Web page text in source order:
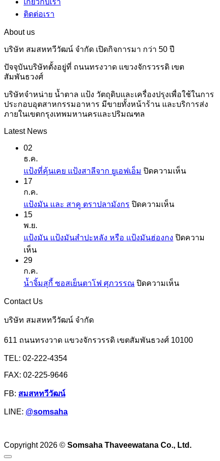
ติดต่อเรา
About us
บริษัท สมสหทวีวัฒน์ จำกัด เปิดกิจการมา กว่า 50 ปี
ปัจจุบันบริษัทตั้งอยู่ที่ ถนนทรงวาด แขวงจักรวรรดิ เขต
สัมพันธวงศ์
บริษัทจำหน่าย น้ำตาล แป้ง วัตถุดิบและเครื่องปรุงเพื่อใช้ในการ
ประกอบอุตสาหกรรมอาหาร มีขายทั้งหน้าร้าน และบริการส่ง
ภายในเขตกรุงเทพมหานครและปริมณฑล
Latest News
02
ธ.ค.
แป้งที่คุ้นเคย แป้งสาลีจาก ยูเอฟเอ็ม ปิดความเห็นบน
17
ก.ค.
แป้งมัน และ สาคู ตราปลามังกร ปิดความเห็นบน
และ
15
พ.ย.
แป้งมัน แป้งมันสำปะหลัง หรือ แป้งมันฮ่องกง ปิดความ
เห็นบน
มัน
แป้ง
มัน
หรือ
ฮ่องกง
29
ก.ค.
น้ำจิ้มสุกี้ ซอสเย็นตาโฟ ศุภวรรณ ปิดความเห็นบน
ซอส
Contact Us
บริษัท สมสหทวีวัฒน์ จำกัด
611 ถนนทรงวาด แขวงจักรวรรดิ เขตสัมพันธวงศ์ 10100
TEL: 02-222-4354
FAX: 02-225-9646
FB: สมสหทวีวัฒน์
LINE: @somsaha
Copyright 2026 © Somsaha Thaveewatana Co., Ltd.